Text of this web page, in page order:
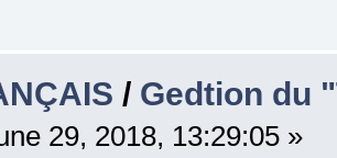
/ Gedtion du
29, 2018, 13:29:05 »